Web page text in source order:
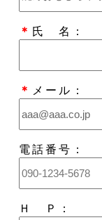
＊ 氏 名：
＊ メール：
電話番号：
Ｈ Ｐ：